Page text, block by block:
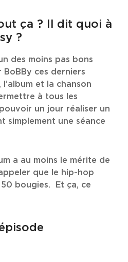
ça ? Il dit quoi à
?
des moins pas bons
ces derniers
l’album et la chanson
à tous les
un jour réaliser un
simplement une séance
a au moins le mérite de
que le hip-hop
bougies. Et ça, ce